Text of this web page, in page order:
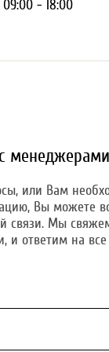
- 18:00
менеджерами
или Вам
Вы можете
связи. Мы
и ответим на